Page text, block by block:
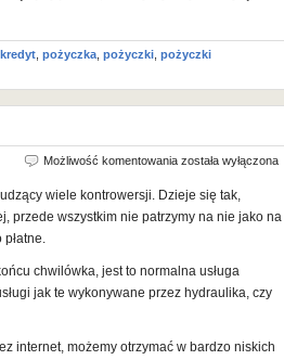
kredyt pożyczka pożyczki pożyczki
Możliwość komentowania Kredyt
Czyli
normalna
została wyłączona
wiele kontrowersji. Dzieje się tak,
przede wszystkim nie patrzymy na nie jako na
chwilówka, jest to normalna usługa
jak te wykonywane przez hydraulika, czy
internet, możemy otrzymać w bardzo niskich